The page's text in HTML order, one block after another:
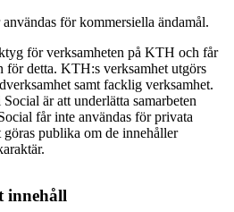
för kommersiella ändamål.
för verksamheten på KTH och får
för detta. KTH:s verksamhet utgörs
samt facklig verksamhet.
är att underlätta samarbeten
får inte användas för privata
publika om de innehåller
innehåll